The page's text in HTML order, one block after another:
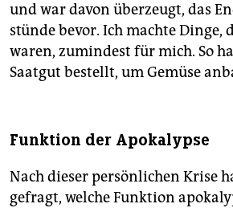
und war davon überzeugt, das
stünde bevor. Ich machte Dinge,
waren, zumindest für mich. So
Saatgut bestellt, um Gemüse
Funktion der Apokalypse
Nach dieser persönlichen Krise
gefragt, ­welche Funktion